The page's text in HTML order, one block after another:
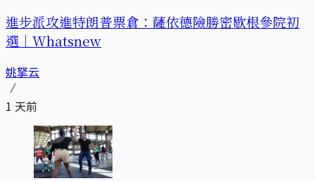
進步派攻進特朗普票倉：薩依德險勝密歇根參院初
選｜Whatsnew
姚拏云
1 天前